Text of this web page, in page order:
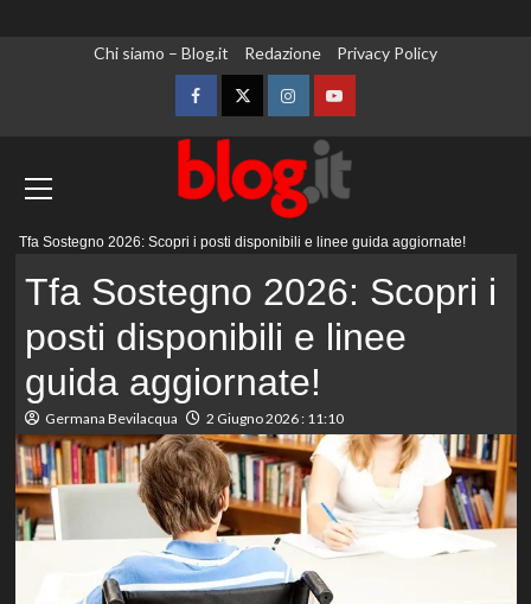
Chi siamo – Blog.it Redazione Privacy Policy
FacebookTwitterInstagramYouTube
Tfa Sostegno 2026: Scopri i posti disponibili e linee guida aggiornate!
Tfa Sostegno 2026: Scopri i
posti disponibili e linee
guida aggiornate!
Germana Bevilacqua 2 Giugno 2026 : 11:10